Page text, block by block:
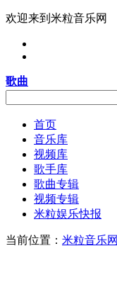
欢迎来到米粒音乐网
歌曲
首页
音乐库
视频库
歌手库
歌曲专辑
视频专辑
米粒娱乐快报
当前位置： 米粒音乐网